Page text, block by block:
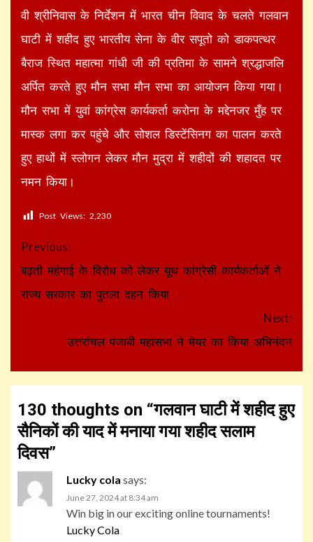
वी श्रीनिवास के निर्देशन में भारत चीन विवाद के चलते गलवान
घाटी में शहीद हुए भारतीय सेना के वीर सपूतो को डाकपत्थर
बैराज स्थित महात्मा गांधी जी की प्रतिमा के सामने श्रद्धाजलि
अर्पित करते हुए मौन सभा मौन सभा का आयोजन किया गया।
मौन सभा में युवां कांग्रेस कार्यकर्ता करोना के मद्देनजर मुँह पर
मास्क लगा कर पहुंचे और सोशल डिस्टेंसिनग का पालन करते
हुए हाथों में स्लोगन लेकर मौन मुद्रा में शहीदों की शहादत पर
नमन किया।
Post Views: 2,230
Continue
Reading
Previous:
बढ़ती महंगाई के विरोध को लेकर यूथ कांग्रेसी कार्यकर्ताओं ने
राज्य सरकार का पुतला दहन किया
Next:
उत्तरांचल पंजाबी महासभा ने मेयर का किया अभिनंदन
130 thoughts on “गलवान घाटी में शहीद हुए
सैनिकों की याद में मनाया गया शहीद सलाम
दिवस”
Lucky cola says:
June 27, 2024 at 8:34 am
Win big in our exciting online tournaments!
Lucky Cola